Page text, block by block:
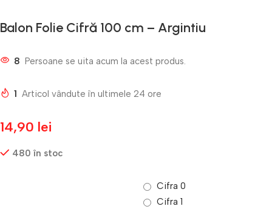
Balon Folie Cifră 100 cm – Argintiu
8 Persoane se uita acum la acest produs.
1 Articol vândute în ultimele 24 ore
14,90 lei
480 în stoc
Cifra 0
Cifra 1